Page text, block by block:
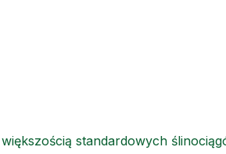
standardowych